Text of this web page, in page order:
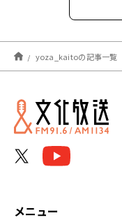
2022年
2022年
2022年
yoza_kaitoの記事一覧
メニュー